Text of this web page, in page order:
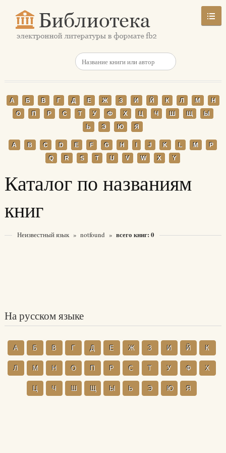
А Б В Г Д Е Ж З И Й К Л М
Н
О
П Р С Т У Ф Х Ц Ч Ш Щ
Ы
Ь
Э Ю Я
A B C D E F G H I J K L M
P
Q
R S T U V W X Y
Каталог по названиям
книг
Неизвестный язык » notfound » всего книг: 0
На русском языке
А Б В Г Д Е Ж З И Й К
Л М Н О П Р С Т У Ф Х
Ц Ч Ш Щ Ы Ь Э Ю Я